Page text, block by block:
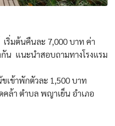
ริ่มต้นคืนละ 7,000 บาท ค่า
น แนะนำสอบถามทางโรงแรม
เข้าพักตัวละ 1,500 บาท
ล้า ตำบล พญาเย็น อำเภอ